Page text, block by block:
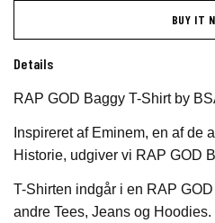
BUY IT
Details
RAP GOD Baggy T-Shirt by
Inspireret af Eminem, en af de
Historie, udgiver vi RAP GOD
T-Shirten indgår i en RAP
andre Tees, Jeans og Hoodies.